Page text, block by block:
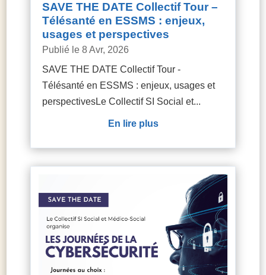
SAVE THE DATE Collectif Tour –
Télésanté en ESSMS : enjeux,
usages et perspectives
8 Avr, 2026
SAVE THE DATE Collectif Tour -
Télésanté en ESSMS : enjeux, usages et
perspectivesLe Collectif SI Social et...